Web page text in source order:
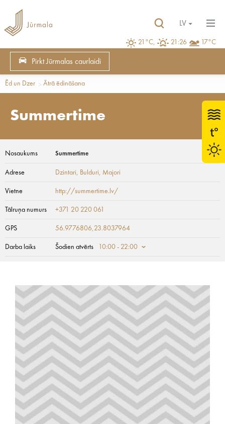
21°C, 21:26 17°C
LV
Pirkt Jūrmalas caurlaidi
Ēd un Dzer Ātrā ēdināšana
Summertime
Nosaukums Summertime
Adrese Dzintari, Bulduri, Majori
Vietne http://summertime.lv/
Tālruņa numurs +371 20 220 061
GPS 56.9776806,23.8037964
Darba laiks Šodien atvērts 10:00 - 22:00